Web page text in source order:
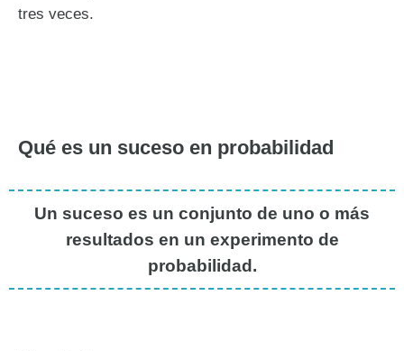
tres veces.
Qué es un suceso en probabilidad
Un suceso es un conjunto de uno o más
resultados en un experimento de
probabilidad.